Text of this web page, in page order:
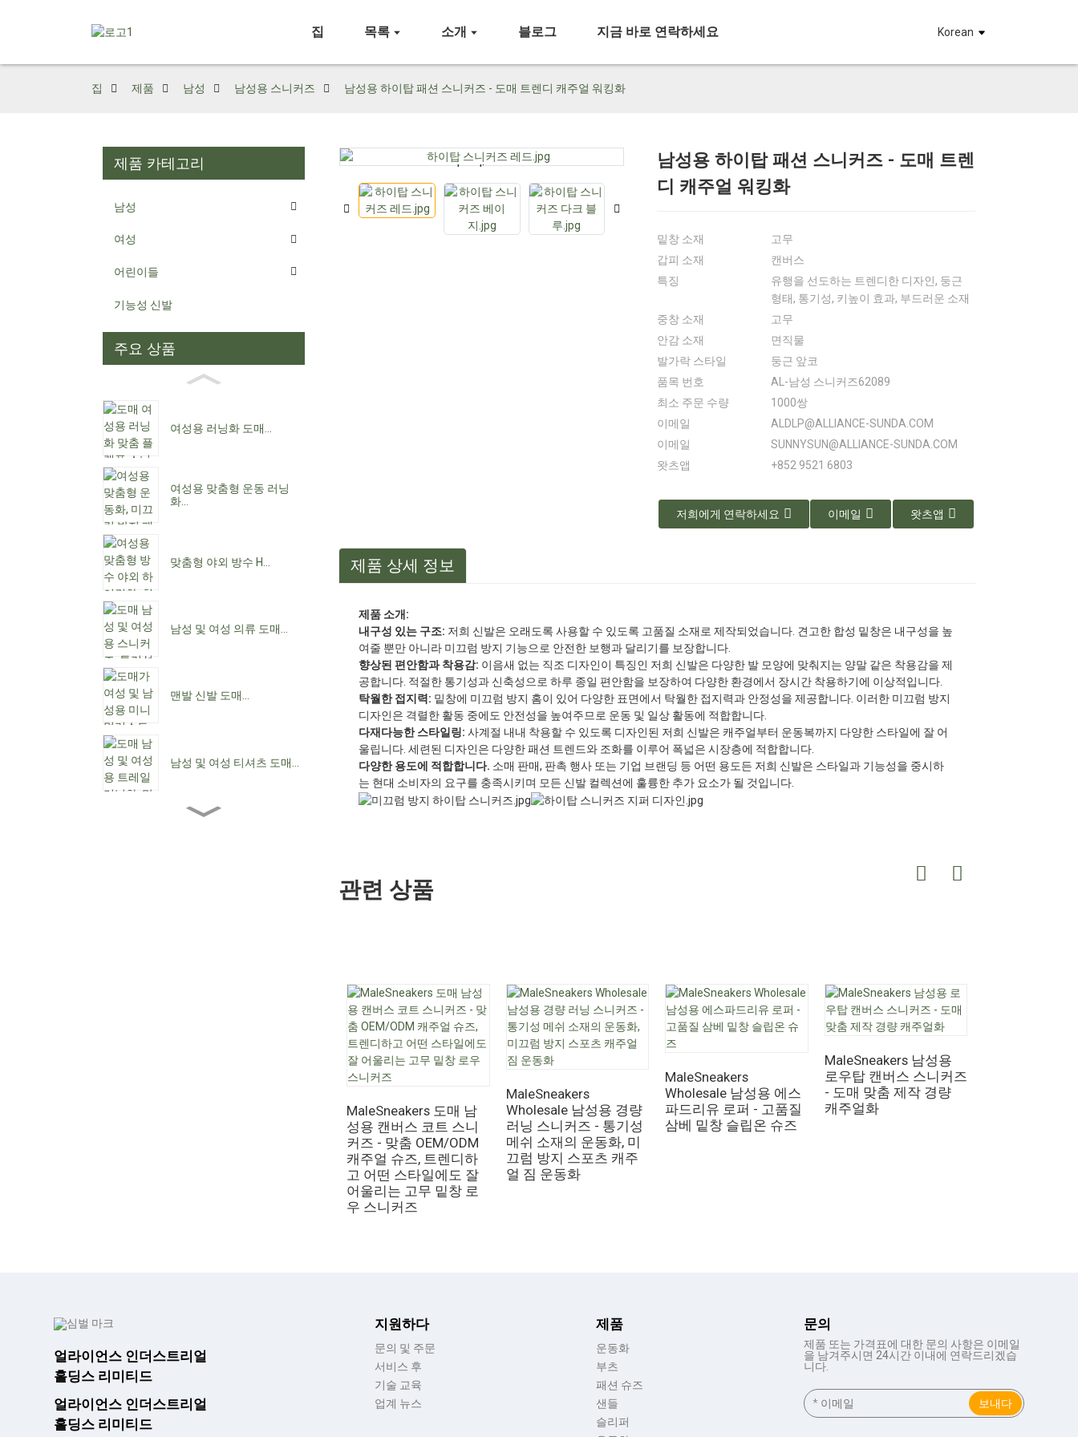
집 목록 소개 블로그 지금 바로 연락하세요 Korean
집 제품 남성 남성용 스니커즈 남성용 하이탑 패션 ​​스니커즈 - 도매 트렌디 캐주얼 워킹화
제품 카테고리
남성
여성
어린이들
기능성 신발
주요 상품
여성용 러닝화 도매...
여성용 맞춤형 운동 러닝
화...
맞춤형 야외 방수 H...
남성 및 여성 의류 도매...
맨발 신발 도매...
남성 및 여성 티셔츠 도매...
Loading...
Loading... Loading...
Loading... Loading...
Loading...
남성용 하이탑 패션 ​​스니커즈 - 도매 트렌
디 캐주얼 워킹화
밑창 소재
고무
갑피 소재
캔버스
특징
유행을 선도하는 트렌디한 디자인, 둥근
형태, 통기성, 키높이 효과, 부드러운 소재
중창 소재
고무
안감 소재
면직물
발가락 스타일
둥근 앞코
품목 번호
AL-남성 스니커즈62089
최소 주문 수량
1000쌍
이메일
ALDLP@ALLIANCE-SUNDA.COM
이메일
SUNNYSUN@ALLIANCE-SUNDA.COM
왓츠앱
+852 9521 6803
저희에게 연락하세요 이메일 왓츠앱
제품 상세 정보
제품 소개:
내구성 있는 구조: 저희 신발은 오래도록 사용할 수 있도록 고품질 소재로 제작되었습니다. 견고한 합성 밑창은 내구성을 높
여줄 뿐만 아니라 미끄럼 방지 기능으로 안전한 보행과 달리기를 보장합니다.
향상된 편안함과 착용감: 이음새 없는 직조 디자인이 특징인 저희 신발은 다양한 발 모양에 맞춰지는 양말 같은 착용감을 제
공합니다. 적절한 통기성과 신축성으로 하루 종일 편안함을 보장하여 다양한 환경에서 장시간 착용하기에 이상적입니다.
탁월한 접지력: 밑창에 미끄럼 방지 홈이 있어 다양한 표면에서 탁월한 접지력과 안정성을 제공합니다. 이러한 미끄럼 방지
디자인은 격렬한 활동 중에도 안전성을 높여주므로 운동 및 일상 활동에 적합합니다.
다재다능한 스타일링:사계절 내내 착용할 수 있도록 디자인된 저희 신발은 캐주얼부터 운동복까지 다양한 스타일에 잘 어
울립니다. 세련된 디자인은 다양한 패션 트렌드와 조화를 이루어 폭넓은 시장층에 적합합니다.
다양한 용도에 적합합니다. 소매 판매, 판촉 행사 또는 기업 브랜딩 등 어떤 용도든 저희 신발은 스타일과 기능성을 중시하
는 현대 소비자의 요구를 충족시키며 모든 신발 컬렉션에 훌륭한 추가 요소가 될 것입니다.
관련 상품
MaleSneakers 도매 남
성용 캔버스 코트 스니
커즈 - 맞춤 OEM/ODM
캐주얼 슈즈, 트렌디하
고 어떤 스타일에도 잘
어울리는 고무 밑창 로
우 스니커즈
MaleSneakers
Wholesale 남성용 경량
러닝 스니커즈 - 통기성
메쉬 소재의 운동화, 미
끄럼 방지 스포츠 캐주
얼 짐 운동화
MaleSneakers
Wholesale 남성용 에스
파드리유 로퍼 - 고품질
삼베 밑창 슬립온 슈즈
MaleSneakers 남성용
로우탑 캔버스 스니커즈
- 도매 맞춤 제작 경량
캐주얼화
얼라이언스 인더스트리얼
홀딩스 리미티드
얼라이언스 인더스트리얼
홀딩스 리미티드
지원하다
문의 및 주문
서비스 후
기술 교육
업계 뉴스
제품
운동화
부츠
패션 슈즈
샌들
슬리퍼
문의
제품 또는 가격표에 대한 문의 사항은 이메일
을 남겨주시면 24시간 이내에 연락드리겠습
니다.
보내다